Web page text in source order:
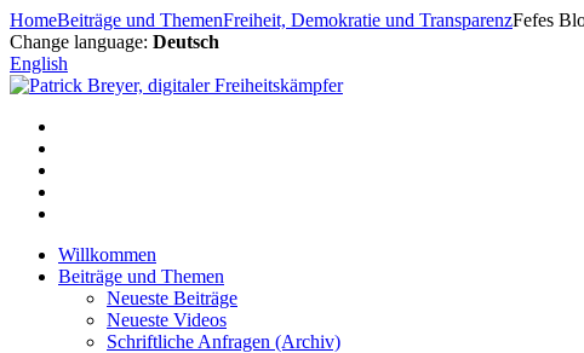
Zum
Inhalt
springen
HomeBeiträge und ThemenFreiheit, Demokratie und TransparenzFefes
Change language: Deutsch
English
Willkommen
Beiträge und Themen
Neueste Beiträge
Neueste Videos
Schriftliche Anfragen (Archiv)